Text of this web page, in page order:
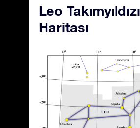
Leo Takımyıldızı
Haritası